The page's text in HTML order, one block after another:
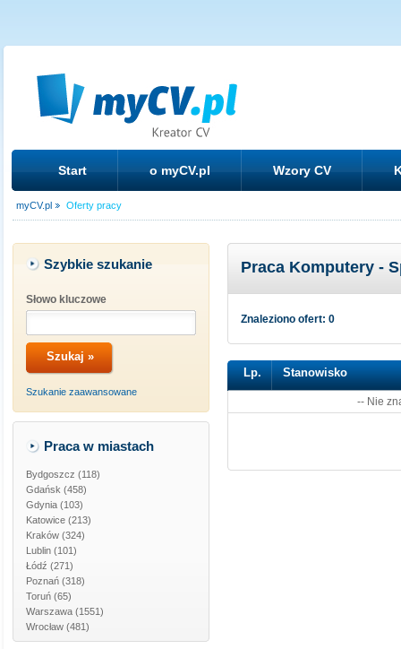
Start o myCV.pl Wzory CV
myCV.pl Oferty pracy
Szybkie szukanie
Słowo kluczowe
Szukanie zaawansowane
Praca w miastach
Bydgoszcz (118)
Gdańsk (458)
Gdynia (103)
Katowice (213)
Kraków (324)
Lublin (101)
Łódź (271)
Poznań (318)
Toruń (65)
Warszawa (1551)
Wrocław (481)
Praca Komputery -
Znaleziono ofert: 0
Lp. Stanowisko
-- Nie